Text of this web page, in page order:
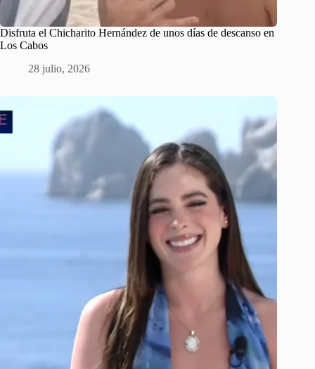
Disfruta el Chicharito Hernández de unos días de descanso en
Los Cabos
28 julio, 2026